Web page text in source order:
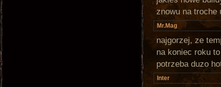
znowu na troche
Mr.Mag
najgorzej, ze
na koniec roku
potrzeba duzo
Inter